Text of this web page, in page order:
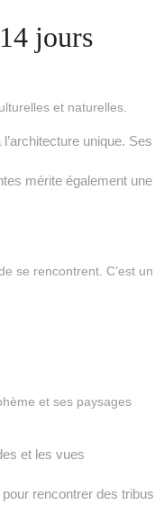
jours
et naturelles.
unique. Ses
mérite également une
se rencontrent. C’est un
et ses paysages
et les vues
rencontrer des tribus